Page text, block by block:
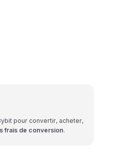
pour convertir, acheter,
frais de conversion.